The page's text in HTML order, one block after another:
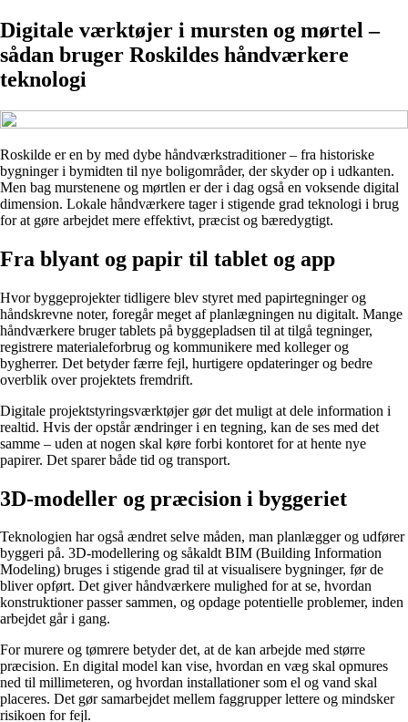
Digitale værktøjer i mursten og mørtel –
sådan bruger Roskildes håndværkere
teknologi
Roskilde er en by med dybe håndværkstraditioner – fra historiske
bygninger i bymidten til nye boligområder, der skyder op i udkanten.
Men bag murstenene og mørtlen er der i dag også en voksende digital
dimension. Lokale håndværkere tager i stigende grad teknologi i brug
for at gøre arbejdet mere effektivt, præcist og bæredygtigt.
Fra blyant og papir til tablet og app
Hvor byggeprojekter tidligere blev styret med papirtegninger og
håndskrevne noter, foregår meget af planlægningen nu digitalt. Mange
håndværkere bruger tablets på byggepladsen til at tilgå tegninger,
registrere materialeforbrug og kommunikere med kolleger og
bygherrer. Det betyder færre fejl, hurtigere opdateringer og bedre
overblik over projektets fremdrift.
Digitale projektstyringsværktøjer gør det muligt at dele information i
realtid. Hvis der opstår ændringer i en tegning, kan de ses med det
samme – uden at nogen skal køre forbi kontoret for at hente nye
papirer. Det sparer både tid og transport.
3D-modeller og præcision i byggeriet
Teknologien har også ændret selve måden, man planlægger og udfører
byggeri på. 3D-modellering og såkaldt BIM (Building Information
Modeling) bruges i stigende grad til at visualisere bygninger, før de
bliver opført. Det giver håndværkere mulighed for at se, hvordan
konstruktioner passer sammen, og opdage potentielle problemer, inden
arbejdet går i gang.
For murere og tømrere betyder det, at de kan arbejde med større
præcision. En digital model kan vise, hvordan en væg skal opmures
ned til millimeteren, og hvordan installationer som el og vand skal
placeres. Det gør samarbejdet mellem faggrupper lettere og mindsker
risikoen for fejl.